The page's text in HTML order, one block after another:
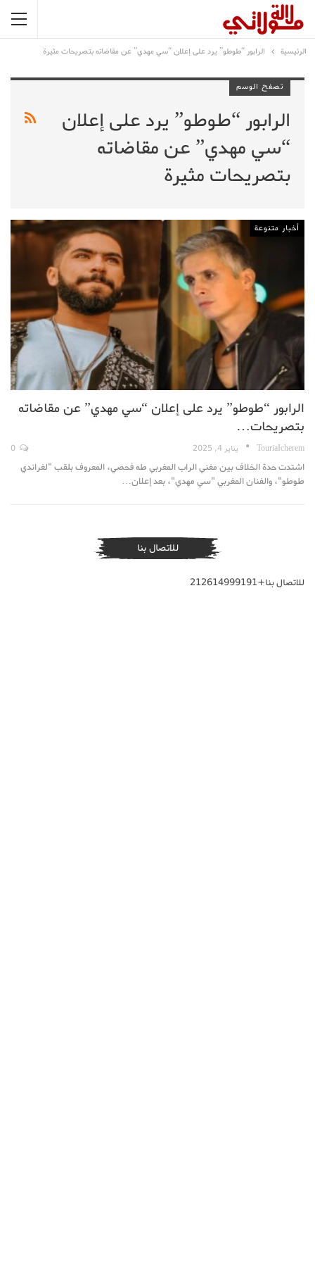
الرئيسية الرابور “طوطو” يرد على إعلان “سي مهدي” عن مقاضاته بتصريحات مثيرة
تصفح الوسم
الرابور “طوطو” يرد على إعلان
“سي مهدي” عن مقاضاته
بتصريحات مثيرة
أخبار متنوعة
الرابور “طوطو” يرد على إعلان “سي مهدي” عن مقاضاته
بتصريحات…
TouriaIcherem يناير 4, 2025
اشتدت حدة الخلاف بين مغني الراب المغربي طه فحصي، المعروف بلقب "لغراندي
طوطو"، والفنان المغربي "سي مهدي"، بعد إعلان…
للاتصال بنا
للاتصال بنا+212614999191